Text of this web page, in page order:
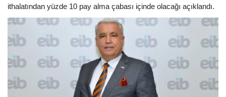
ithalatından yüzde 10 pay alma çabası içinde olacağı açıklandı.